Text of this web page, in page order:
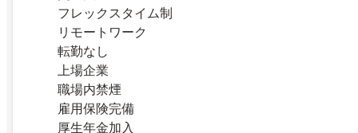
フレックスタイム制
リモートワーク
転勤なし
上場企業
職場内禁煙
雇用保険完備
厚生年金加入